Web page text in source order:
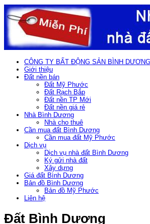
CÔNG TY BẤT ĐỘNG SẢN BÌNH
Giới thiệu
Đất nền bán
Đất Mỹ Phước
Đất Rạch Bắp
Đất nền TP Mới
Đất nền giá rẻ
Nhà Bình Dương
Nhà cho thuê
Cần mua đất Bình Dương
Cần mua đất Mỹ Phước
Dịch vụ
Dịch vụ nhà đất Bình Dương
Ký gửi nhà đất
Xây dựng
Giá đất Bình Dương
Bản đồ Bình Dương
Bản đồ Mỹ Phước
Liên hệ
Đất Bình Dương